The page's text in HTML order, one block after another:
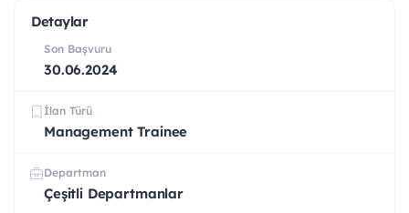
Detaylar
Son Başvuru
30.06.2024
İlan Türü
Management Trainee
Departman
Çeşitli Departmanlar